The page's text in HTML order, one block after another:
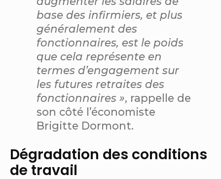
base des infirmiers, et plus
généralement des
fonctionnaires, est le poids
que cela représente en
termes d’engagement sur
les futures retraites des
fonctionnaires », rappelle de
son côté l’économiste
Brigitte Dormont.
Dégradation des conditions
de travail